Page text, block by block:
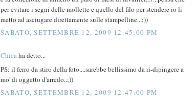
per evitare i segni delle mollette e quello del filo per stendere io li
metto ad asciugare direttamente sulle stampelline...;))
SABATO, SETTEMBRE 12, 2009 12:45:00 PM
Chicaha detto...
PS: il ferro da stiro della foto....sarebbe bellissimo da ri-dipingere a
mo' di oggetto d'arredo..;))
SABATO, SETTEMBRE 12, 2009 12:47:00 PM